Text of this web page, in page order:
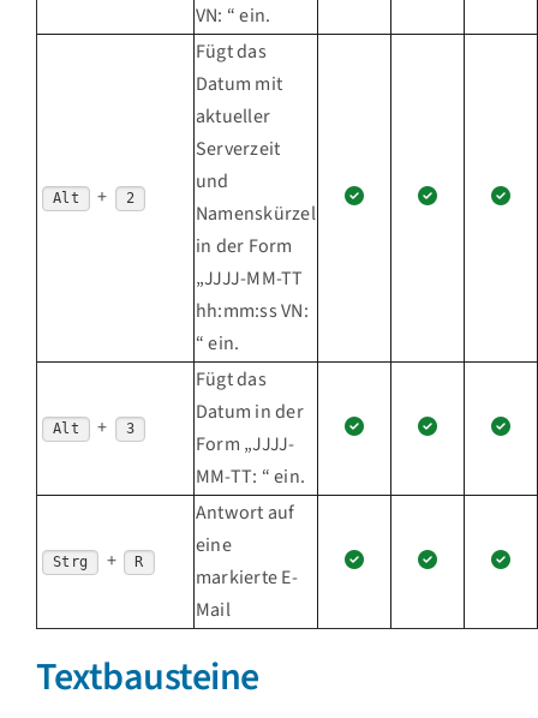
VN: “ ein.
Alt + 2
Fügt das
Datum mit
aktueller
Serverzeit
und
Namenskürzel
in der Form
„JJJJ-MM-TT
hh:mm:ss VN:
“ ein.
Alt + 3
Fügt das
Datum in der
Form „JJJJ-
MM-TT: “ ein.
Strg + R
Antwort auf
eine
markierte E-
Mail
Textbausteine